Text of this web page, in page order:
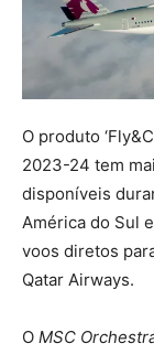
O produto
2023-24 tem
disponíveis
América do Sul
voos diretos
Qatar Airways.
O MSC